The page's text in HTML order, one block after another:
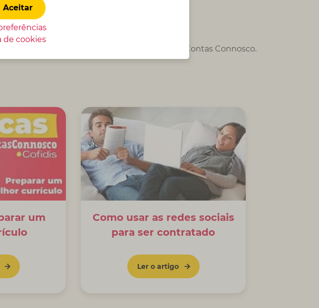
siga as nossas dicas e conselhos do Contas Connosco.
um
Como usar as redes sociais
para ser contratado
Ler o artigo
Aceitar
de cookies